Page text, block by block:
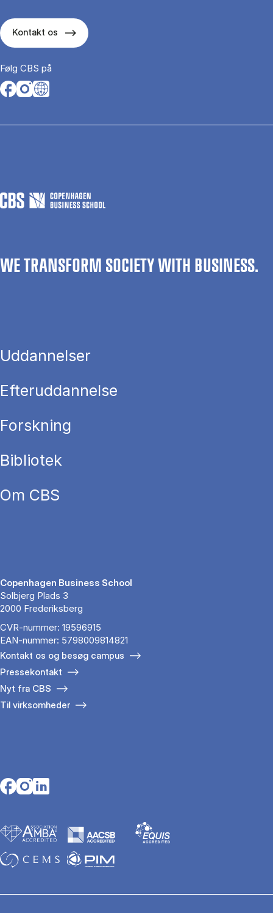
Kontakt os
Følg CBS på
Opens in a new tab
Opens in a new tab
Opens in a new tab
WE TRANSFORM SOCIETY WITH BUSINESS.
Uddannelser
Efteruddannelse
Forskning
Bibliotek
Om CBS
Copenhagen Business School
Solbjerg Plads 3
2000 Frederiksberg
CVR-nummer: 19596915
EAN-nummer: 5798009814821
Kontakt os og besøg campus
Pressekontakt
Nyt fra CBS
Til virksomheder
Opens in a new tab
Opens in a new tab
Opens in a new tab